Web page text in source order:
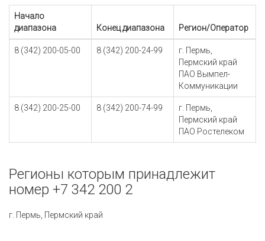
Начало
диапазона
Конец диапазона Регион/Оператор
8 (342) 200-05-00 8 (342) 200-24-99
г. Пермь,
Пермский край
ПАО Вымпел-
Коммуникации
8 (342) 200-25-00 8 (342) 200-74-99
г. Пермь,
Пермский край
ПАО Ростелеком
Регионы которым принадлежит
номер +7 342 200 2
г. Пермь, Пермский край